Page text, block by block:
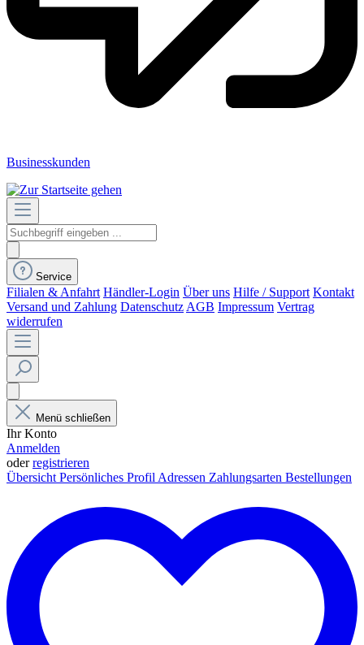
Businesskunden
Service
Filialen & Anfahrt Händler-Login Über uns Hilfe / Support Kontakt
Versand und Zahlung Datenschutz AGB Impressum Vertrag
widerrufen
Menü schließen
Ihr Konto
Anmelden
oderregistrieren
Übersicht Persönliches Profil Adressen Zahlungsarten Bestellungen